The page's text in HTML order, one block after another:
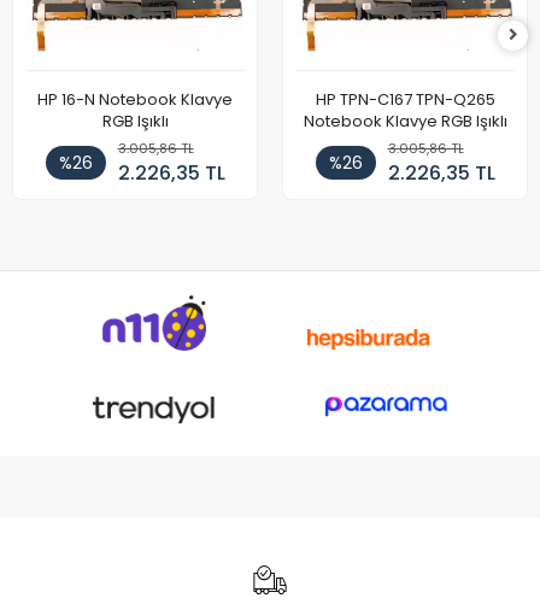
HP 16-N Notebook Klavye
RGB Işıklı
%26
3.005,86 TL
2.226,35 TL
HP TPN-C167 TPN-Q265
Notebook Klavye RGB Işıklı
%26
3.005,86 TL
2.226,35 TL